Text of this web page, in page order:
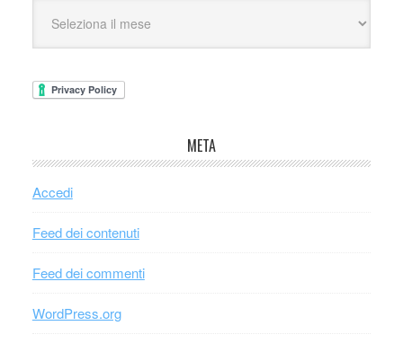
META
Accedi
Feed dei contenuti
Feed dei commenti
WordPress.org